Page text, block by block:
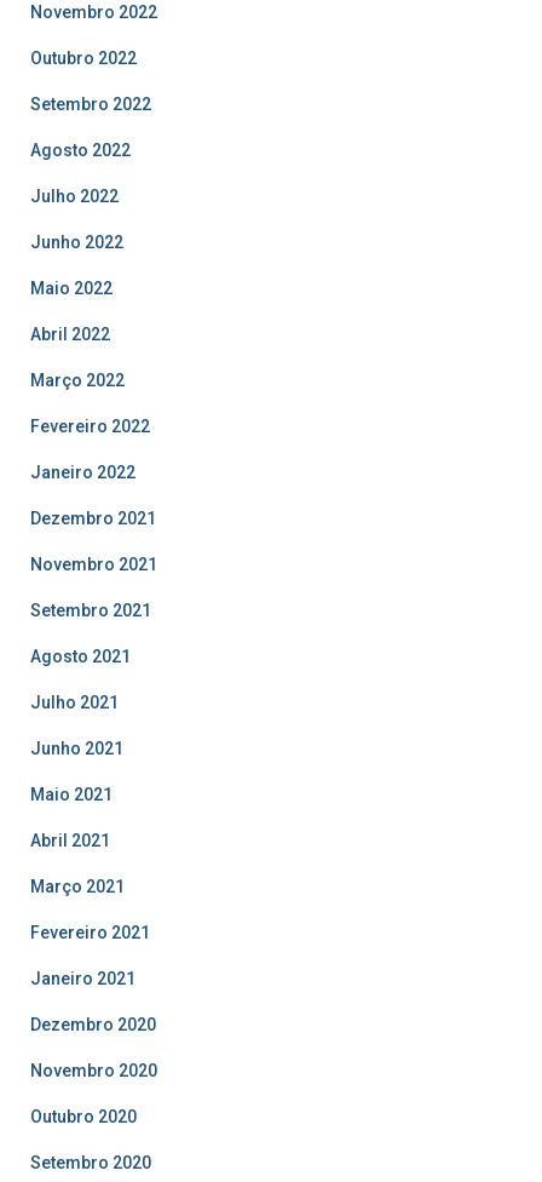
Novembro 2022
Outubro 2022
Setembro 2022
Agosto 2022
Julho 2022
Junho 2022
Maio 2022
Abril 2022
Março 2022
Fevereiro 2022
Janeiro 2022
Dezembro 2021
Novembro 2021
Setembro 2021
Agosto 2021
Julho 2021
Junho 2021
Maio 2021
Abril 2021
Março 2021
Fevereiro 2021
Janeiro 2021
Dezembro 2020
Novembro 2020
Outubro 2020
Setembro 2020